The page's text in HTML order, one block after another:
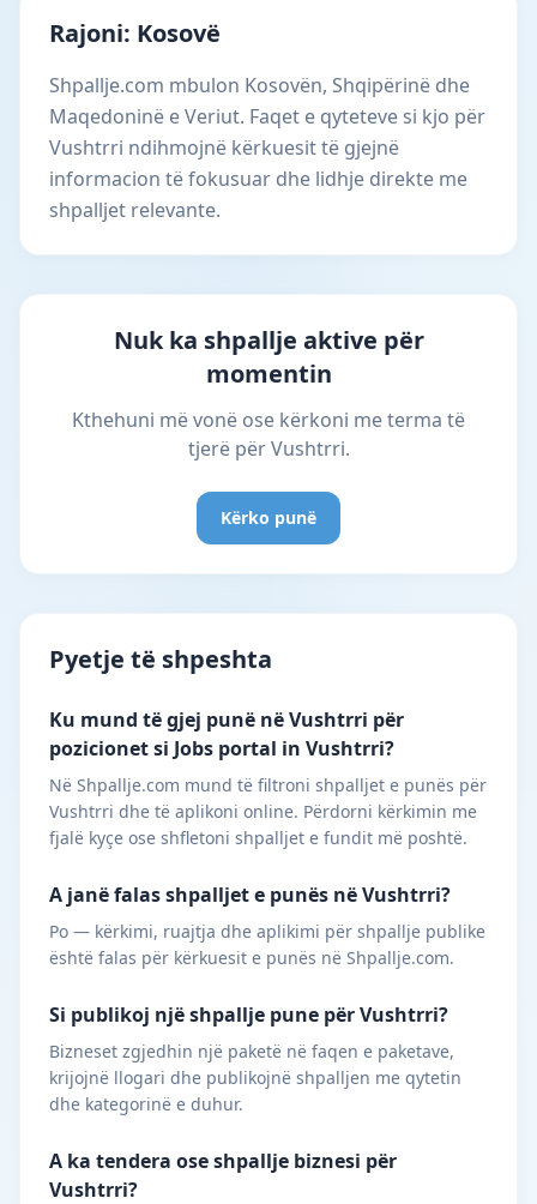
Rajoni: Kosovë
Shpallje.com mbulon Kosovën, Shqipërinë dhe
Maqedoninë e Veriut. Faqet e qyteteve si kjo për
Vushtrri ndihmojnë kërkuesit të gjejnë
informacion të fokusuar dhe lidhje direkte me
shpalljet relevante.
Nuk ka shpallje aktive për
momentin
Kthehuni më vonë ose kërkoni me terma të
tjerë për Vushtrri.
Kërko punë
Pyetje të shpeshta
Ku mund të gjej punë në Vushtrri për
pozicionet si Jobs portal in Vushtrri?
Në Shpallje.com mund të filtroni shpalljet e punës për
Vushtrri dhe të aplikoni online. Përdorni kërkimin me
fjalë kyçe ose shfletoni shpalljet e fundit më poshtë.
A janë falas shpalljet e punës në Vushtrri?
Po — kërkimi, ruajtja dhe aplikimi për shpallje publike
është falas për kërkuesit e punës në Shpallje.com.
Si publikoj një shpallje pune për Vushtrri?
Bizneset zgjedhin një paketë në faqen e paketave,
krijojnë llogari dhe publikojnë shpalljen me qytetin
dhe kategorinë e duhur.
A ka tendera ose shpallje biznesi për
Vushtrri?